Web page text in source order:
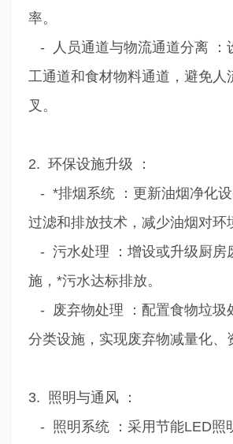
率。
- 人员通道与物流通道分离 ：
工通道和食材物料通道，避免人
叉。
2. 环保设施升级 ：
- *排烟系统 ：更新油烟净化
过滤和排放技术，减少油烟对环
- 污水处理 ：增设或升级厨房
施，*污水达标排放。
- 废弃物处理 ：配置食物垃圾
分类设施，实现废弃物减量化、
3. 照明与通风 ：
- 照明系统 ：采用节能LED照